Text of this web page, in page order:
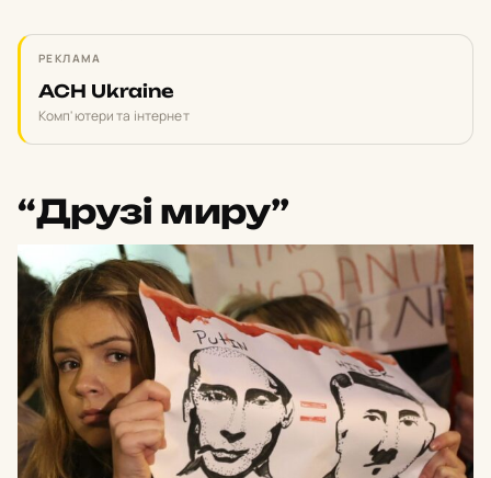
РЕКЛАМА
ACH Ukraine
Комп'ютери та інтернет
“Друзі миру”